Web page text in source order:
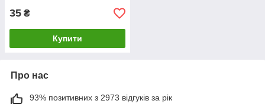
35 ₴
Купити
Про нас
93% позитивних з 2973 відгуків за рік